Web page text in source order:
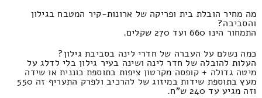
מה מחיר הובלת בית ופריקה של ארונות-קיר המטבח בגילון
והסביבה?
התמחור הינו 660 ועד 270 שקלים.
כמה נשלם על העברה של חדרי לינה בסביבת גילון?
העלות להובלה של חדר לינה ושינה בעיר גילון בלי לדלג על
מיטה גדולה + קופסה מקרטון ציפות בתוספת כוננית או שידה
מעץ בתוספת שידות במיזוג של להרכיב ולפרק התעריף זה 550
וזה מגיע עד 240 ש"ח.